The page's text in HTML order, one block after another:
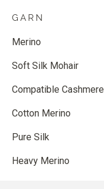
GARN
Merino
Soft Silk Mohair
Compatible Cashmere
Cotton Merino
Pure Silk
Heavy Merino